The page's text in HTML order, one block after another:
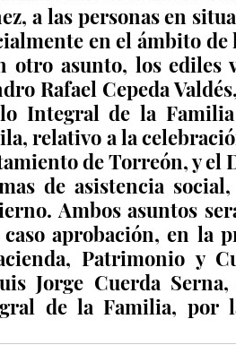
a las personas en
en el ámbito
otro asunto, los ediles
Rafael Cepeda
Integral de la
relativo a la
de Torreón, y el
de asistencia
Ambos asuntos
aprobación, en la
Patrimonio y
Jorge Cuerda
de la Familia, por